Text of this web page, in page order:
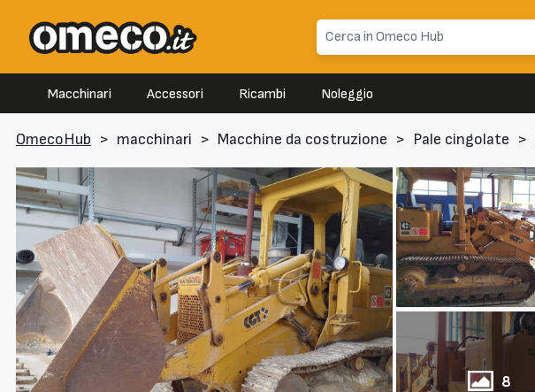
Macchinari Accessori Ricambi Noleggio
OmecoHub > macchinari > Macchine da costruzione > Pale cingolate >
8